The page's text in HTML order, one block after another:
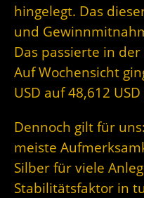
hingelegt. Das
und
Das passierte in
Auf Wochensicht
USD auf 48,612
Dennoch gilt für
meiste
Silber für viele
Stabilitätsfaktor in